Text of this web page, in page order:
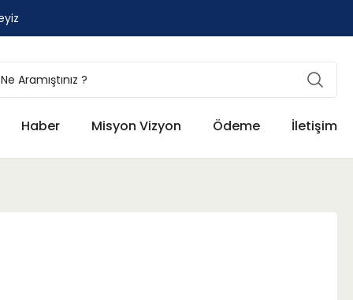
Haber Misyon Vizyon Ödeme İletişim